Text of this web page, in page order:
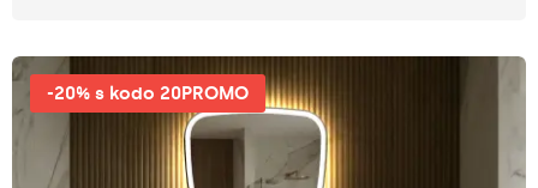
-20% s kodo 20PROMO